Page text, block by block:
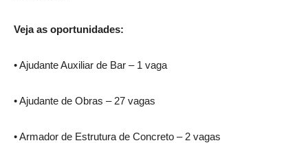
Veja as oportunidades:
• Ajudante Auxiliar de Bar – 1 vaga
• Ajudante de Obras – 27 vagas
• Armador de Estrutura de Concreto – 2 vagas